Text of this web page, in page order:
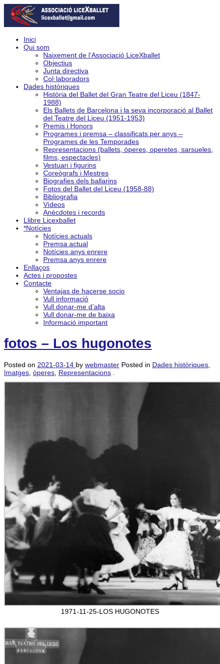
Inici
Qui som
Naixement de l’Associació LiceXballet
Objectius
Junta directiva
Col·laboradors
Dades històriques
Història del Ballet del Gran Teatre del Liceu (1847-
1988)
Els Ballets de Barcelona i la seva incorporació al Ballet
del Teatre del Liceu (1951-1953)
Premis i Honors
Programes i premsa – classificats per anys –
Programes de les Temporades
Representacions (ballets, òperes, operetes, sarsueles,
films, espectacles)
Vestuari i figurins
Coreògrafs i Mestres
Biografies dels ballarins
Fotos del Ballet del Liceu (1958-88)
Bibliografia
Vídeos
Anècdotes i records
Llibre Licexballet
*Notícies
Notícies actuals
Premsa actual
Notícies anys enrere
Premsa anys enrere
Enllaços
Actes i propostes
Contacte
Ventajas de hacerse socio
Vull informació
Vull donar-me d’alta
Vull donar-me de baixa
Informació important
fotos – Los hugonotes
Posted on 2021-03-14 by webmaster Posted in Dades històriques
Imatges òperes Representacions
1971-11-25-LOS HUGONOTES